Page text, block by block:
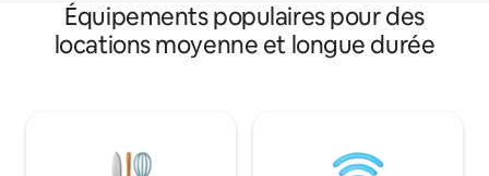
Équipements populaires pour des
locations moyenne et longue durée